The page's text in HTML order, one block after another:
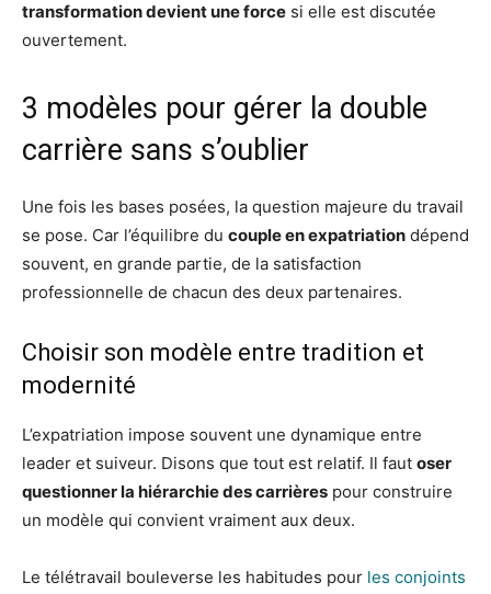
transformation devient une force si elle est discutée
ouvertement.
3 modèles pour gérer la double
carrière sans s’oublier
Une fois les bases posées, la question majeure du travail
se pose. Car l’équilibre du couple en expatriation dépend
souvent, en grande partie, de la satisfaction
professionnelle de chacun des deux partenaires.
Choisir son modèle entre tradition et
modernité
L’expatriation impose souvent une dynamique entre
leader et suiveur. Disons que tout est relatif. Il faut oser
questionner la hiérarchie des carrières pour construire
un modèle qui convient vraiment aux deux.
Le télétravail bouleverse les habitudes pour les conjoints